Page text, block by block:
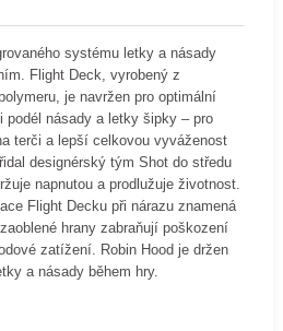
systému letky a násady
Flight Deck, vyrobený z
je navržen pro optimální
podél násady a letky šipky – pro
terči a lepší celkovou vyváženost
designérský tým Shot do středu
napnutou a prodlužuje životnost.
Flight Decku při nárazu znamená
hrany zabraňují poškození
zatížení. Robin Hood je držen
a násady během hry.